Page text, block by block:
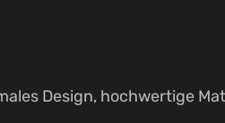
Design, hochwertige